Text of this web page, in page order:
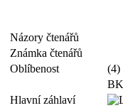
Názory čtenářů
Známka čtenářů
Oblíbenost
(4)
BK
Hlavní záhlaví